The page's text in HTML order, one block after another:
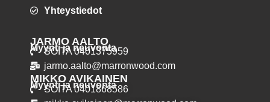
Yhteystiedot
JARMO AALTO
Myynti ja neuvonta
SOITA 0401375959
jarmo.aalto@marronwood.com
MIKKO AVIKAINEN
Myynti ja neuvonta
SOITA 0401868586